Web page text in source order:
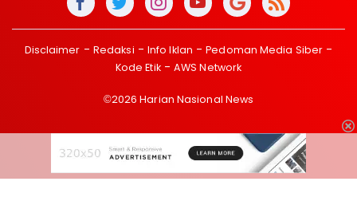
Disclaimer Redaksi Info Iklan
Pedoman Media Siber
Kode Etik
AWS Network
©2026 Harian Nasional News